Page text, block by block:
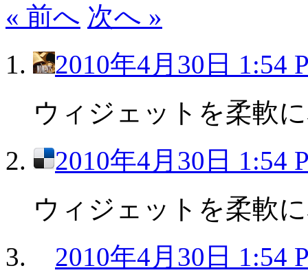
« 前へ 次へ »
2010年4月30日 1:54
ウィジェットを柔軟
2010年4月30日 1:54
ウィジェットを柔軟
2010年4月30日 1:54